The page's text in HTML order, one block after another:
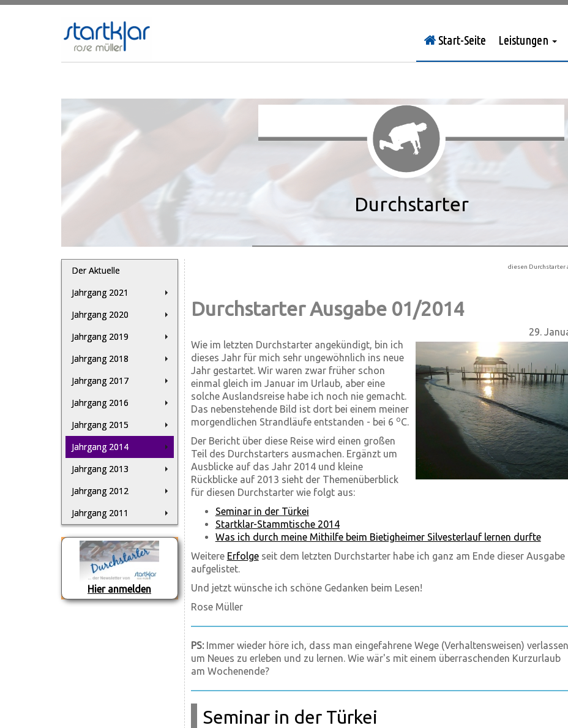
Start-Seite Leistungen
Durchstarter
Der Aktuelle
Jahrgang 2021
Jahrgang 2020
Jahrgang 2019
Jahrgang 2018
Jahrgang 2017
Jahrgang 2016
Jahrgang 2015
Jahrgang 2014
Jahrgang 2013
Jahrgang 2012
Jahrgang 2011
Hier anmelden
diesen Durchstarter
Durchstarter Ausgabe 01/2014
29.
Wie im letzten Durchstarter angekündigt, bin ich
dieses Jahr für mich sehr ungewöhnlich ins neue
Jahr gestartet. Wir waren zwar früher schon
einmal gleich im Januar im Urlaub, aber eine
solche Auslandsreise habe ich noch nie gemacht.
Das nebenstehende Bild ist dort bei einem meiner
morgendlichen Strandläufe entstanden - bei 6 oC.
Der Bericht über diese Reise wird einen großen
Teil des Durchstarters ausmachen. Ergänzt um
Ausblicke auf das Jahr 2014 und kleine
Rückblicke auf 2013 sieht der Themenüberblick
für diesen Durchstarter wie folgt aus:
Seminar in der Türkei
Startklar-Stammtische 2014
Was ich durch meine Mithilfe beim Bietigheimer Silvesterlauf lernen durfte
Weitere Erfolgeseit dem letzten Durchstarter habe ich ganz am Ende dieser Ausgabe
aufgelistet.
Und jetzt wünsche ich schöne Gedanken beim Lesen!
Rose Müller
PS:Immer wieder höre ich, dass man eingefahrene Wege (Verhaltensweisen)
um Neues zu erleben und zu lernen. Wie wär's mit einem überraschenden Kurzurlaub
am Wochenende?
Seminar in der Türkei